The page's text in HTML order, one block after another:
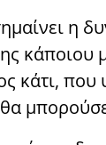
η
κάποιου
κάτι, που